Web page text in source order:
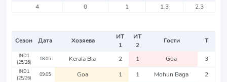
4
0 1 1.3 2.3
Сезон Дата Хозяева
ИТ
1
ИТ
2
Гости Т
IND1
(25/26)
18.05 Kerala Bla 2 1 Goa 3
IND1
(25/26)
09.05 Goa 1 1 Mohun Baga 2